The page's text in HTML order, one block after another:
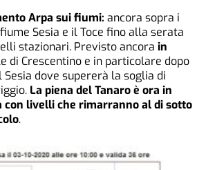
Arpa sui fiumi:ancora sopra i
Sesia e il Toce fino alla serata
stazionari. Previsto ancorain
di Crescentino e in particolare dopo
dove supererà la soglia di
La piena del Tanaro è ora in
con livelli che rimarranno al di sotto
.